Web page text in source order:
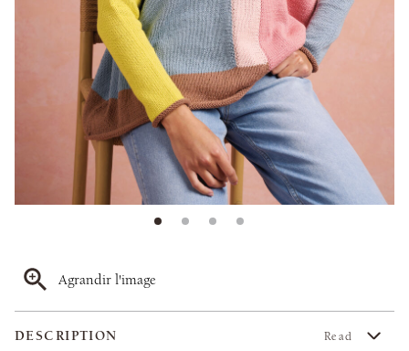
Agrandir l'image
DESCRIPTION Read